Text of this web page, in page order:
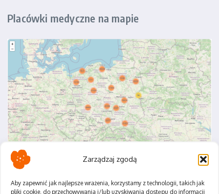
Zarządzaj zgodą
Aby zapewnić jak najlepsze wrażenia, korzystamy z technologii, takich jak
pliki cookie, do przechowywania i/lub uzyskiwania dostępu do informacji
Placówki medyczne na mapie